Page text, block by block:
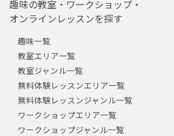
趣味の教室・ワークショップ・
オンラインレッスンを探す
趣味一覧
教室エリア一覧
教室ジャンル一覧
無料体験レッスンエリア一覧
無料体験レッスンジャンル一覧
ワークショップエリア一覧
ワークショップジャンル一覧